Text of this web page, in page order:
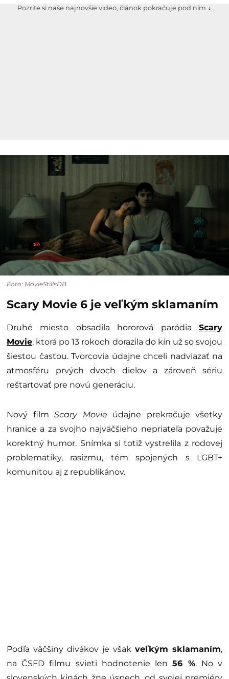
Pozrite si naše najnovšie video, článok pokračuje pod ním ↓
Foto: MovieStillsDB
Scary Movie 6 je veľkým sklamaním
Druhé miesto obsadila hororová paródia Scary
Movie, ktorá po 13 rokoch dorazila do kín už so svojou
šiestou časťou. Tvorcovia údajne chceli nadviazať na
atmosféru prvých dvoch dielov a zároveň sériu
reštartovať pre novú generáciu.
Nový film Scary Movie údajne prekračuje všetky
hranice a za svojho najväčšieho nepriateľa považuje
korektný humor. Snímka si totiž vystrelila z rodovej
problematiky, rasizmu, tém spojených s LGBT+
komunitou aj z republikánov.
Podľa väčšiny divákov je však veľkým sklamaním,
na ČSFD filmu svieti hodnotenie len56 %. No v